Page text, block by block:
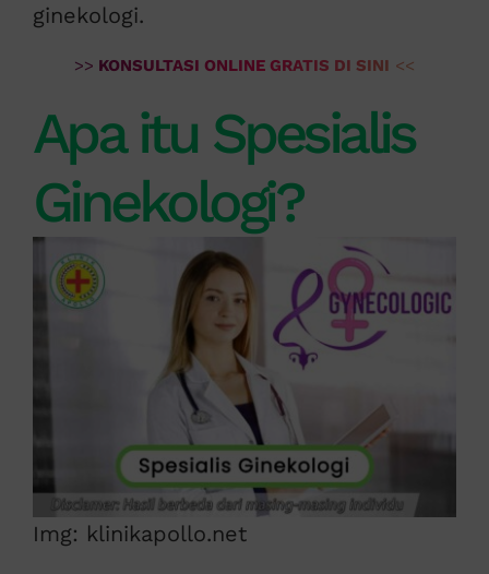
ginekologi.
>> KONSULTASI ONLINE GRATIS DI SINI <<
Apa itu Spesialis
Ginekologi?
Img: klinikapollo.net